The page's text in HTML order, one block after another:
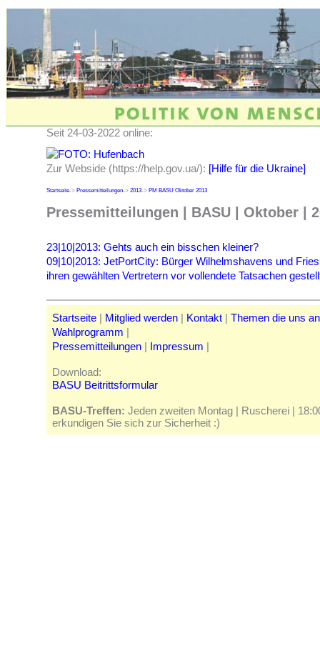
Seit 24-03-2022 online:
Zur Webside (https://help.gov.ua/): [Hilfe für die Ukraine]
Startseite-> Pressemitteilungen-> 2013-> PM BASU Oktober 2013
Pressemitteilungen | BASU | Oktober |
23|10|2013: Gehts auch ein bisschen kleiner?
09|10|2013: JetPortCity: Bürger Wilhelmshavens und
ihren gewählten Vertretern vor vollendete Tatsachen
Startseite | Mitglied werden | Kontakt | Themen die uns
Wahlprogramm |
Pressemitteilungen | Impressum |
Download:
BASU Beitrittsformular
BASU-Treffen: Jeden zweiten Montag | Ruscherei |
erkundigen Sie sich zur Sicherheit :)